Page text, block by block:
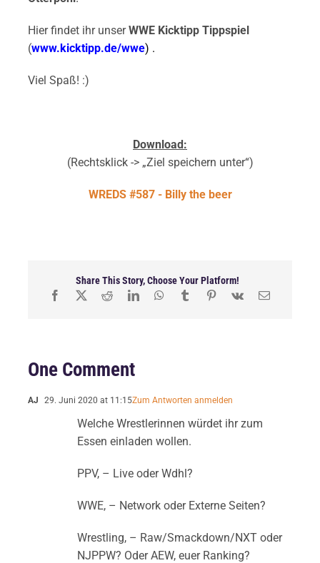
Hier findet ihr unserWWE Kicktipp Tippspiel
(www.kicktipp.de/wwe) .
Viel Spaß! :)
Download:
(Rechtsklick -> „Ziel speichern unter“)
WREDS #587 - Billy the beer
Share This Story, Choose Your Platform!
One Comment
AJ 29. Juni 2020 at 11:15Zum Antworten anmelden
Welche Wrestlerinnen würdet ihr zum
Essen einladen wollen.
PPV, – Live oder Wdhl?
WWE, – Network oder Externe Seiten?
Wrestling, – Raw/Smackdown/NXT oder
NJPPW? Oder AEW, euer Ranking?